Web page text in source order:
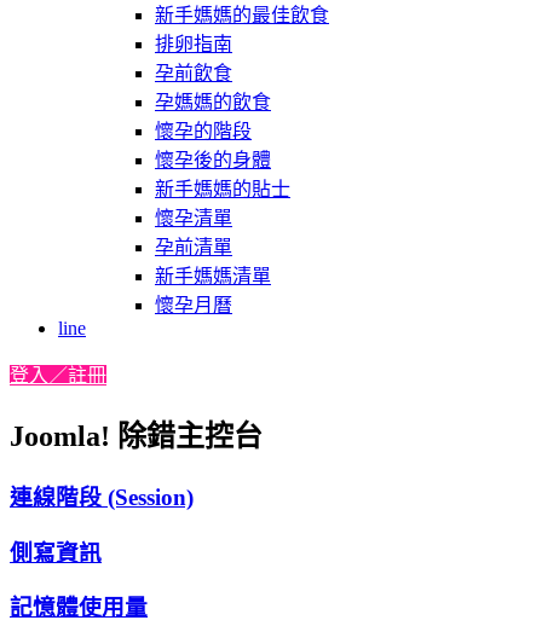
新手媽媽的最佳飲食
排卵指南
孕前飲食
孕媽媽的飲食
懷孕的階段
懷孕後的身體
新手媽媽的貼士
懷孕清單
孕前清單
新手媽媽清單
懷孕月曆
line
登入／註冊
Joomla! 除錯主控台
連線階段 (Session)
側寫資訊
記憶體使用量